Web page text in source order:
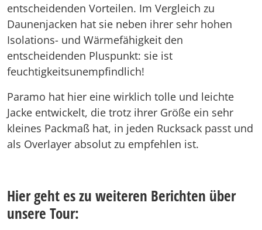
entscheidenden Vorteilen. Im Vergleich zu
Daunenjacken hat sie neben ihrer sehr hohen
Isolations- und Wärmefähigkeit den
entscheidenden Pluspunkt: sie ist
feuchtigkeitsunempfindlich!
Paramo hat hier eine wirklich tolle und leichte
Jacke entwickelt, die trotz ihrer Größe ein sehr
kleines Packmaß hat, in jeden Rucksack passt und
als Overlayer absolut zu empfehlen ist.
Hier geht es zu weiteren Berichten über
unsere Tour: